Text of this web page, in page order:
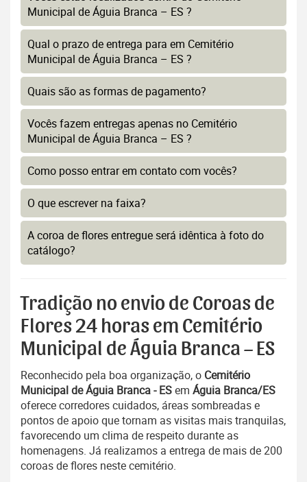
Municipal de Águia Branca – ES ?
Qual o prazo de entrega para em Cemitério
Municipal de Águia Branca – ES ?
Quais são as formas de pagamento?
Vocês fazem entregas apenas no Cemitério
Municipal de Águia Branca – ES ?
Como posso entrar em contato com vocês?
O que escrever na faixa?
A coroa de flores entregue será idêntica à foto do
catálogo?
Tradição no envio de Coroas de
Flores 24 horas em Cemitério
Municipal de Águia Branca – ES
Reconhecido pela boa organização, o Cemitério
Municipal de Águia Branca - ESem Águia Branca/ES
oferece corredores cuidados, áreas sombreadas e
pontos de apoio que tornam as visitas mais tranquilas,
favorecendo um clima de respeito durante as
homenagens. Já realizamos a entrega de mais de 200
coroas de flores neste cemitério.